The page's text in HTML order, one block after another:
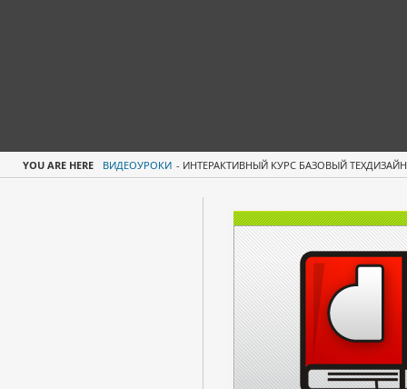
YOU ARE HERE ВИДЕОУРОКИ - ИНТЕРАКТИВНЫЙ КУРС БАЗОВЫЙ